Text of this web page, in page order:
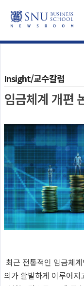
Insight/교수칼럼
임금체계 개편
최근 전통적인 임금체
의가 활발하게 이루어